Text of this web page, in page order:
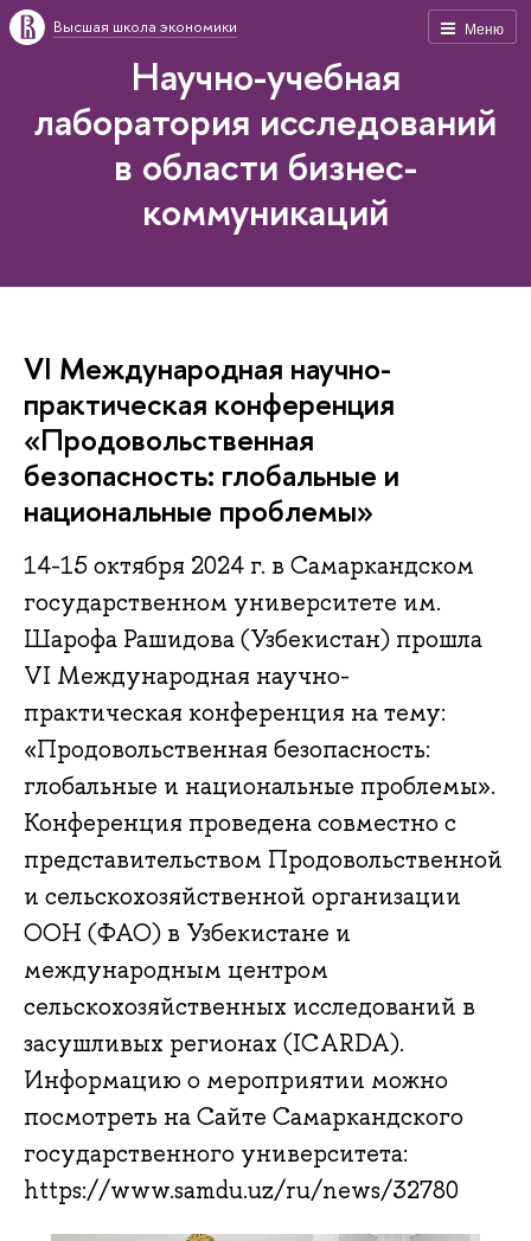
Меню
Высшая школа экономики
Научно-учебная
лаборатория исследований
в области бизнес-
коммуникаций
VI Международная научно-
практическая конференция
«Продовольственная
безопасность: глобальные и
национальные проблемы»
14-15 октября 2024 г. в Самаркандском
государственном университете им.
Шарофа Рашидова (Узбекистан) прошла
VI Международная научно-
практическая конференция на тему:
«Продовольственная безопасность:
глобальные и национальные проблемы».
Конференция проведена совместно с
представительством Продовольственной
и сельскохозяйственной организации
ООН (ФАО) в Узбекистане и
международным центром
сельскохозяйственных исследований в
засушливых регионах (ICARDA).
Информацию о мероприятии можно
посмотреть на Сайте Самаркандского
государственного университета:
https://www.samdu.uz/ru/news/32780